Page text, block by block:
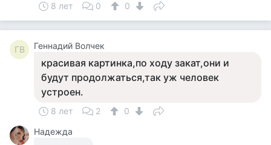
8 лет 0 0
ГВ Геннадий Волчек
красивая картинка,по ходу закат,они и
будут продолжаться,так уж человек
устроен.
8 лет 2
0
Надежда